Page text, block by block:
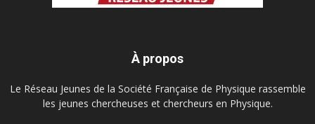
À propos
Le Réseau Jeunes de la Société Française de Physique rassemble
les jeunes chercheuses et chercheurs en Physique.